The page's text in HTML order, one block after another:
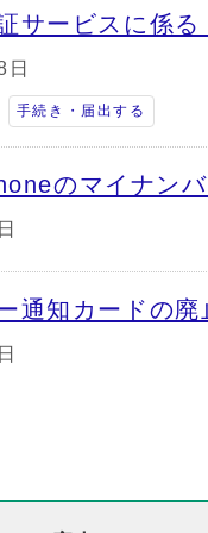
サービスに係
手続き・届出する
のマイナン
通知カードの廃